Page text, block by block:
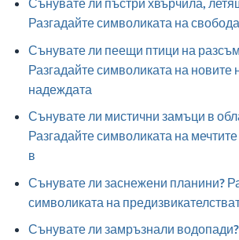
Разгадайте символиката на
Сънувате ли пеещи птици на
Разгадайте символиката на новите
надеждата
Сънувате ли мистични замъци в
Разгадайте символиката на
в
Сънувате ли заснежени планини?
символиката на
Сънувате ли замръзнали